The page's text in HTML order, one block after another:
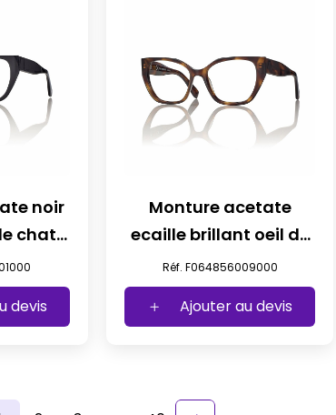
noir
chat
devis
Monture acetate
ecaille brillant oeil de
chat t56
Réf. F064856009000
Ajouter au devis